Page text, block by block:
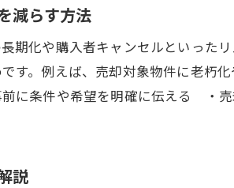
減らす方法
期化や購入者キャンセルといった
す。例えば、売却対象物件に老朽
に条件や希望を明確に伝える ・
説